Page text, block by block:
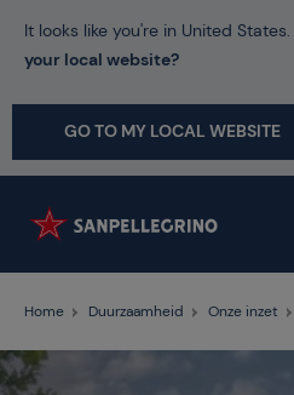
It looks like you're in United States.
your local website?
GO TO MY LOCAL WEBSITE
Home Duurzaamheid Onze inzet